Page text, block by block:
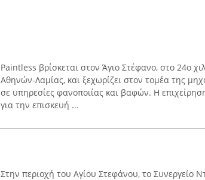
Paintless βρίσκεται στον Άγιο Στέφανο, στο 24ο
Αθηνών-Λαμίας, και ξεχωρίζει στον τομέα της
σε υπηρεσίες φανοποιίας και βαφών. Η
για την επισκευή ...
Στην περιοχή του Αγίου Στεφάνου, το Συνεργείο